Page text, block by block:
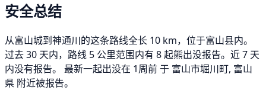
安全总结
从富山城到神通川的这条路线全长 10 km，位于富山县内。
过去 30 天内，路线 5 公里范围内有 8 起熊出没报告。近 7 天
内没有报告。 最新一起出没在 1周前 于 富山市堀川町, 富山
県 附近被报告。